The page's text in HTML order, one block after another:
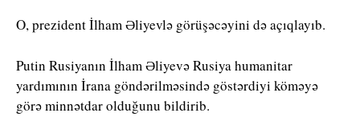
O, prezident İlham Əliyevlə görüşəcəyini də açıqlayıb.
Putin Rusiyanın İlham Əliyevə Rusiya humanitar
yardımının İrana göndərilməsində göstərdiyi köməyə
görə minnətdar olduğunu bildirib.